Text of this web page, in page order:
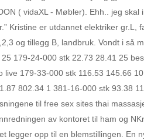
( vidaXL - Møbler). Ehh.. jeg
Kristine er utdannet elektriker
og tillegg B, landbruk. Vondt i så
179-24-000 stk 22.73 28.41 25
live 179-33-000 stk 116.53 145.66
802.34 1 381-16-000 stk 93.38
til free sex sites thai
av kontoret til ham og
legger opp til en blemstillingen. En